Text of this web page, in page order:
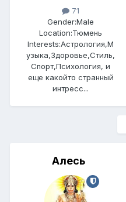
71
Gender:Male
Location:Тюмень
Interests:Астрология,М
узыка,Здоровье,Стиль,
Спорт,Психология, и
еще какойто странный
интресс...
Алесь